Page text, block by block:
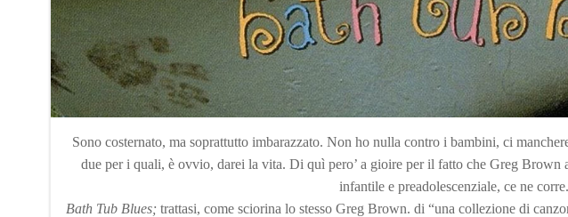
Sono costernato, ma soprattutto imbarazzato. Non ho nulla contro i bambini, ci
due per i quali, è ovvio, darei la vita. Di quì pero’ a gioire per il fatto che Greg Brown
infantile e preadolescenziale, ce ne corre.
Bath Tub Blues; trattasi, come sciorina lo stesso Greg Brown. di “una collezione di